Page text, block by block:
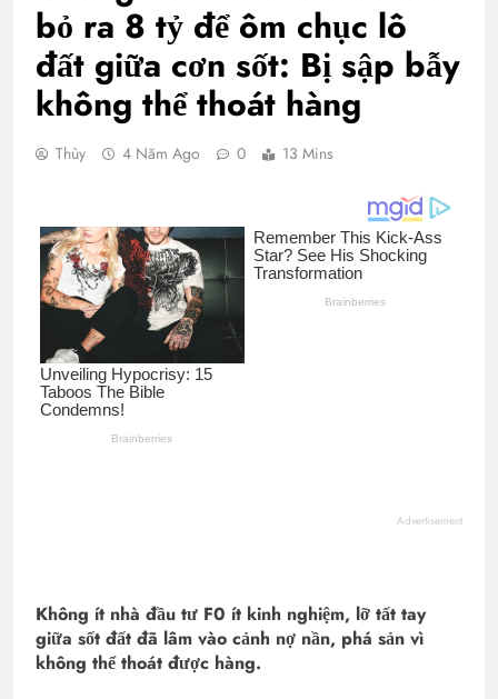
bỏ ra 8 tỷ để ôm chục lô
đất giữa cơn sốt: Bị sập bẫy
không thể thoát hàng
Thùy 4 Năm Ago 0 13 Mins
Advertisement
Không ít nhà đầu tư F0 ít kinh nghiệm, lỡ tất tay
giữa sốt đất đã lâm vào cảnh nợ nần, phá sản vì
không thể thoát được hàng.